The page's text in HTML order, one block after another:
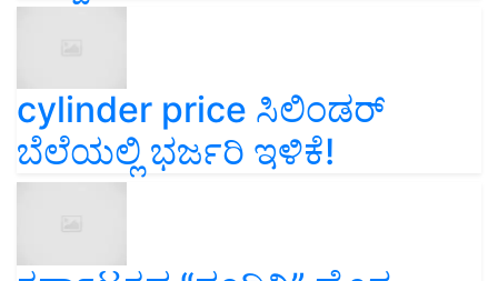
cylinder price ಸಿಲಿಂಡರ್‌
ಬೆಲೆಯಲ್ಲಿ ಭರ್ಜರಿ ಇಳಿಕೆ!